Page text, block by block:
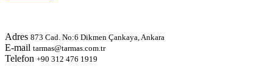
Adres 873 Cad. No:6 Dikmen Çankaya, Ankara
E-mail tarmas@tarmas.com.tr
Telefon +90 312 476 1919